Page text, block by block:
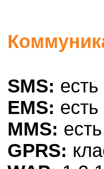
SMS: есть
EMS: есть
MMS: есть
GPRS: